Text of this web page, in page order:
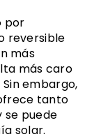
por
reversible
más
más caro
embargo,
tanto
puede
solar.